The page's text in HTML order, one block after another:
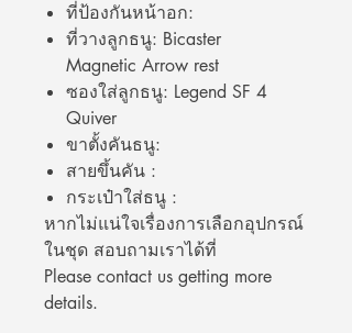
ที่ป้องกันหน้าอก:
ที่วางลูกธนู: Bicaster
Magnetic Arrow rest
ซองใส่ลูกธนู: Legend SF 4
Quiver
ขาตั้งคันธนู:
สายขึ้นคัน :
กระเป๋าใส่ธนู :
หากไม่แน่ใจเรื่องการเลือกอุปกรณ์
ในชุด สอบถามเราได้ที่
Please contact us getting more
details.